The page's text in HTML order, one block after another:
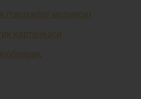
(ташкилот молияси)
карточкаси